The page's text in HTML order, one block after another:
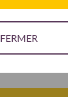
FERMER